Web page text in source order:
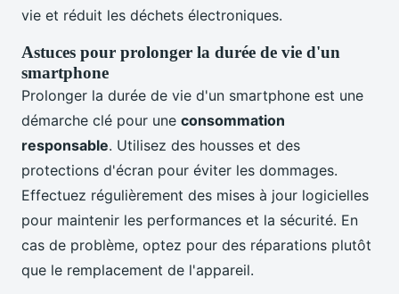
vie et réduit les déchets électroniques.
Astuces pour prolonger la durée de vie d'un
smartphone
Prolonger la durée de vie d'un smartphone est une
démarche clé pour une consommation
responsable. Utilisez des housses et des
protections d'écran pour éviter les dommages.
Effectuez régulièrement des mises à jour logicielles
pour maintenir les performances et la sécurité. En
cas de problème, optez pour des réparations plutôt
que le remplacement de l'appareil.